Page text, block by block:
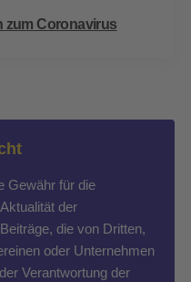
zum Coronavirus
Gewähr für die
der
die von Dritten,
oder Unternehmen
Verantwortung der